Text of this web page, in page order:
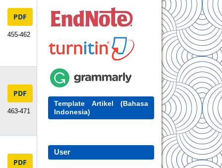
Template Artikel (Bahasa
Indonesia)
User
PDF
455-462
PDF
463-471
PDF